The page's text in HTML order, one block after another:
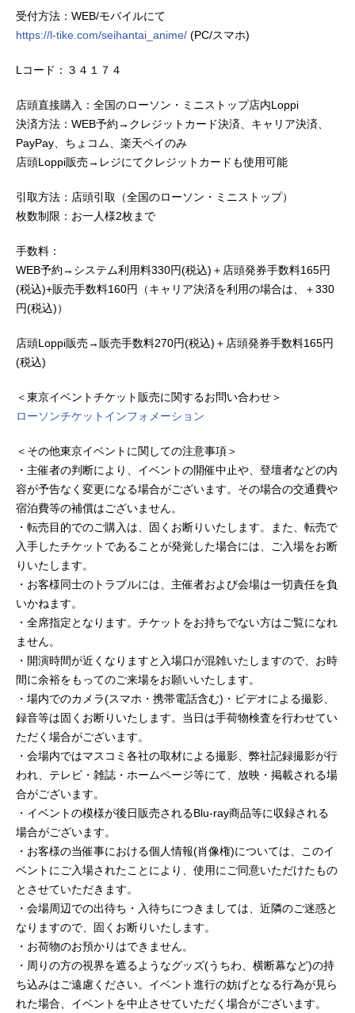
受付方法：WEB/モバイルにて
https://l-tike.com/seihantai_anime/ (PC/スマホ)
Lコード：３４１７４
店頭直接購入：全国のローソン・ミニストップ店内Loppi
決済方法：WEB予約→クレジットカード決済、キャリア決済、
PayPay、ちょコム、楽天ペイのみ
店頭Loppi販売→レジにてクレジットカードも使用可能
引取方法：店頭引取（全国のローソン・ミニストップ）
枚数制限：お一人様2枚まで
手数料：
WEB予約→システム利用料330円(税込)＋店頭発券手数料165円
(税込)+販売手数料160円（キャリア決済を利用の場合は、＋330
円(税込)）
店頭Loppi販売→販売手数料270円(税込)＋店頭発券手数料165円
(税込)
＜東京イベントチケット販売に関するお問い合わせ＞
ローソンチケットインフォメーション
＜その他東京イベントに関しての注意事項＞
・主催者の判断により、イベントの開催中止や、登壇者などの内
容が予告なく変更になる場合がございます。その場合の交通費や
宿泊費等の補償はございません。
・転売目的でのご購入は、固くお断りいたします。また、転売で
入手したチケットであることが発覚した場合には、ご入場をお断
りいたします。
・お客様同士のトラブルには、主催者および会場は一切責任を負
いかねます。
・全席指定となります。チケットをお持ちでない方はご覧になれ
ません。
・開演時間が近くなりますと入場口が混雑いたしますので、お時
間に余裕をもってのご来場をお願いいたします。
・場内でのカメラ(スマホ・携帯電話含む)・ビデオによる撮影、
録音等は固くお断りいたします。当日は手荷物検査を行わせてい
ただく場合がございます。
・会場内ではマスコミ各社の取材による撮影、弊社記録撮影が行
われ、テレビ・雑誌・ホームページ等にて、放映・掲載される場
合がございます。
・イベントの模様が後日販売されるBlu-ray商品等に収録される
場合がございます。
・お客様の当催事における個人情報(肖像権)については、このイ
ベントにご入場されたことにより、使用にご同意いただけたもの
とさせていただきます。
・会場周辺での出待ち・入待ちにつきましては、近隣のご迷惑と
なりますので、固くお断りいたします。
・お荷物のお預かりはできません。
・周りの方の視界を遮るようなグッズ(うちわ、横断幕など)の持
ち込みはご遠慮ください。イベント進行の妨げとなる行為が見ら
れた場合、イベントを中止させていただく場合がございます。